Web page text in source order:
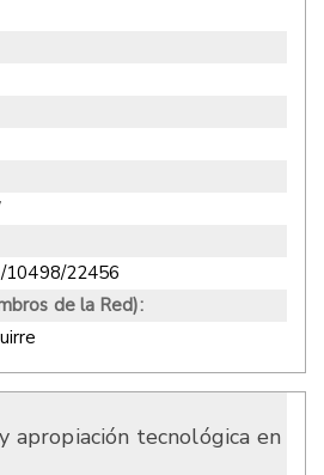
22456
de la Red):
apropiación tecnológica en